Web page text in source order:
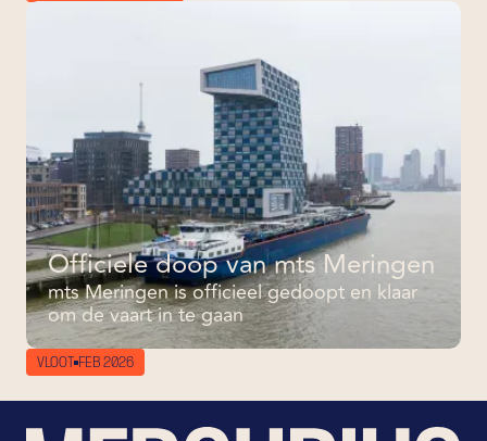
VLOOT FEB 2026
Officiele doop van mts Meringen
mts Meringen is officieel gedoopt en klaar
om de vaart in te gaan